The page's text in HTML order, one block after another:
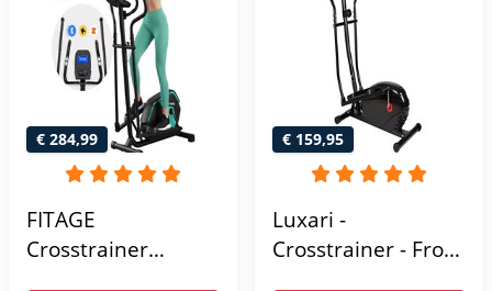
€ 284,99
FITAGE
Crosstrainer
€ 159,95
Luxari -
Crosstrainer - Front